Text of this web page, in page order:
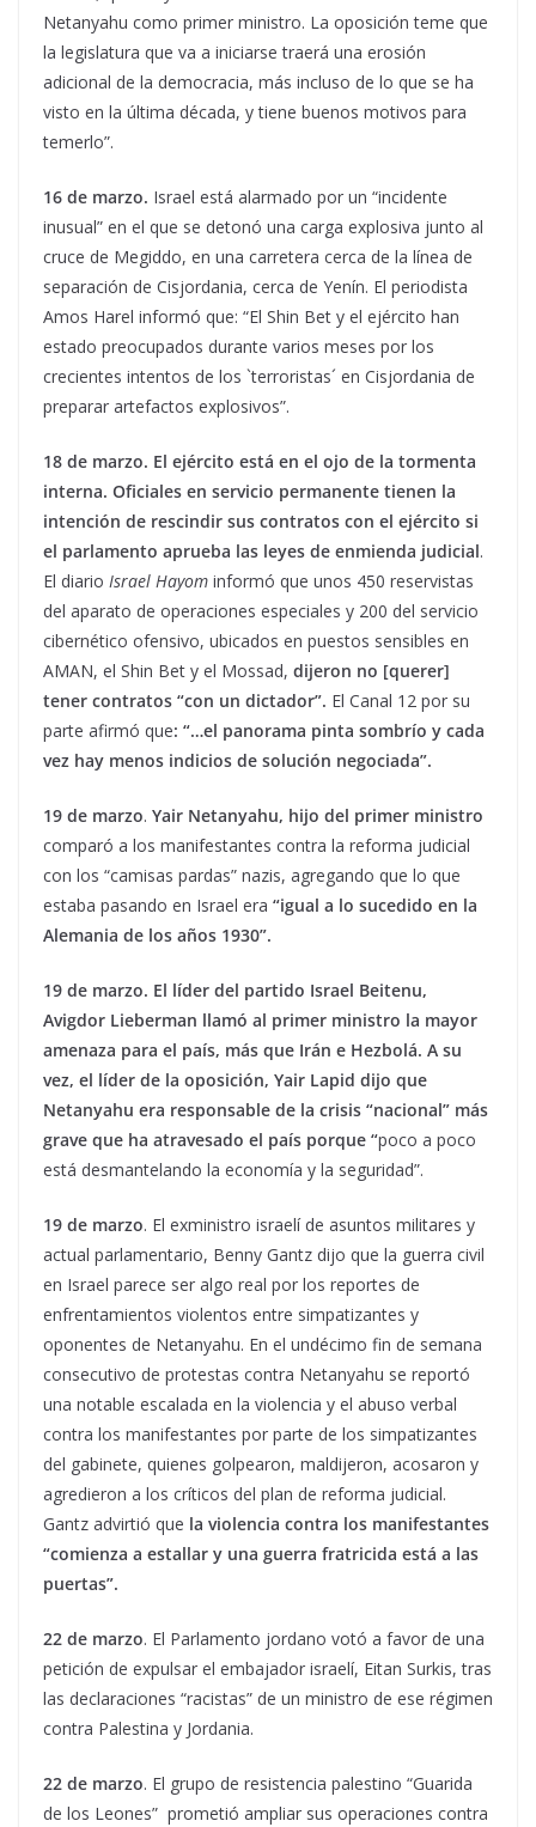
Netanyahu como primer ministro. La oposición teme que
la legislatura que va a iniciarse traerá una erosión
adicional de la democracia, más incluso de lo que se ha
visto en la última década, y tiene buenos motivos para
temerlo”.
16 de marzo. Israel está alarmado por un “incidente
inusual” en el que se detonó una carga explosiva junto al
cruce de Megiddo, en una carretera cerca de la línea de
separación de Cisjordania, cerca de Yenín. El periodista
Amos Harel informó que: “El Shin Bet y el ejército han
estado preocupados durante varios meses por los
crecientes intentos de los `terroristas´ en Cisjordania de
preparar artefactos explosivos”.
18 de marzo. El ejército está en el ojo de la tormenta
interna. Oficiales en servicio permanente tienen la
intención de rescindir sus contratos con el ejército si
el parlamento aprueba las leyes de enmienda judicial.
El diario Israel Hayom informó que unos 450 reservistas
del aparato de operaciones especiales y 200 del servicio
cibernético ofensivo, ubicados en puestos sensibles en
AMAN, el Shin Bet y el Mossad, dijeron no [querer]
tener contratos “con un dictador”. El Canal 12 por su
parte afirmó que: “…el panorama pinta sombrío y cada
vez hay menos indicios de solución negociada”.
19 de marzo. Yair Netanyahu, hijo del primer ministro
comparó a los manifestantes contra la reforma judicial
con los “camisas pardas” nazis, agregando que lo que
estaba pasando en Israel era “igual a lo sucedido en la
Alemania de los años 1930”.
19 de marzo. El líder del partido Israel Beitenu,
Avigdor Lieberman llamó al primer ministro la mayor
amenaza para el país, más que Irán e Hezbolá. A su
vez, el líder de la oposición, Yair Lapid dijo que
Netanyahu era responsable de la crisis “nacional” más
grave que ha atravesado el país porque “poco a poco
está desmantelando la economía y la seguridad”.
19 de marzo. El exministro israelí de asuntos militares y
actual parlamentario, Benny Gantz dijo que la guerra civil
en Israel parece ser algo real por los reportes de
enfrentamientos violentos entre simpatizantes y
oponentes de Netanyahu. En el undécimo fin de semana
consecutivo de protestas contra Netanyahu se reportó
una notable escalada en la violencia y el abuso verbal
contra los manifestantes por parte de los simpatizantes
del gabinete, quienes golpearon, maldijeron, acosaron y
agredieron a los críticos del plan de reforma judicial.
Gantz advirtió que la violencia contra los manifestantes
“comienza a estallar y una guerra fratricida está a las
puertas”.
22 de marzo. El Parlamento jordano votó a favor de una
petición de expulsar el embajador israelí, Eitan Surkis, tras
las declaraciones “racistas” de un ministro de ese régimen
contra Palestina y Jordania.
22 de marzo. El grupo de resistencia palestino “Guarida
de los Leones” prometió ampliar sus operaciones contra